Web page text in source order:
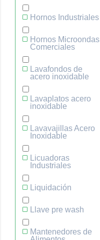
Hornos Industriales
Hornos Microondas
Comerciales
Lavafondos de
acero inoxidable
Lavaplatos acero
inoxidable
Lavavajillas Acero
Inoxidable
Licuadoras
Industriales
Liquidación
Llave pre wash
Mantenedores de